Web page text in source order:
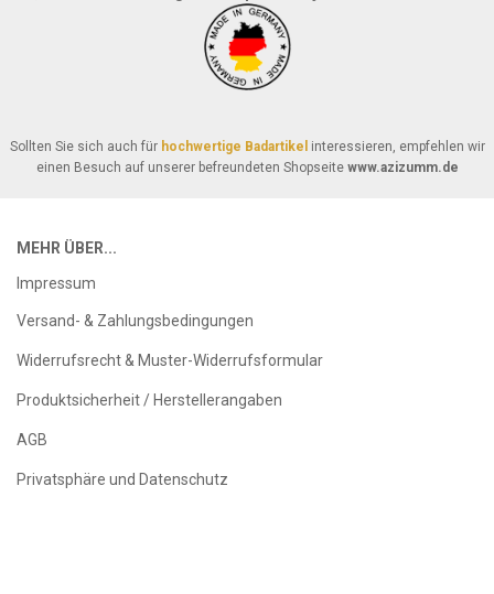
Sollten Sie sich auch für hochwertige Badartikel interessieren, empfehlen wir
einen Besuch auf unserer befreundeten Shopseite www.azizumm.de
MEHR ÜBER...
Impressum
Versand- & Zahlungsbedingungen
Widerrufsrecht & Muster-Widerrufsformular
Produktsicherheit / Herstellerangaben
AGB
Privatsphäre und Datenschutz